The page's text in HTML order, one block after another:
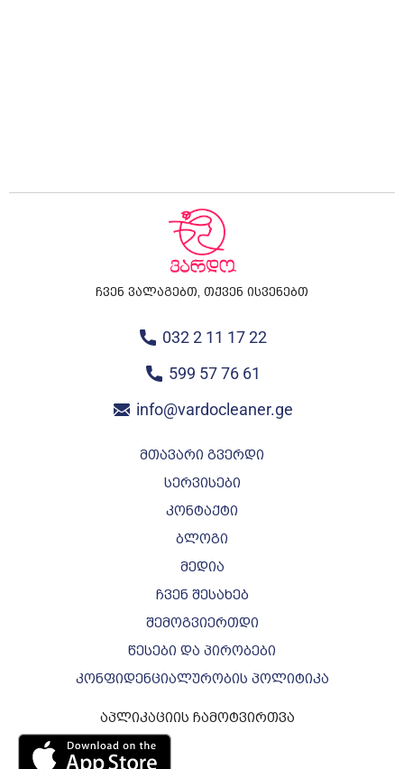
ჩვენ ვალაგებთ, თქვენ ისვენებთ
032 2 11 17 22
599 57 76 61
info@vardocleaner.ge
მთავარი გვერდი
სერვისები
კონტაქტი
ბლოგი
მედია
ჩვენ შესახებ
შემოგვიერთდი
წესები და პირობები
კონფიდენციალურობის პოლიტიკა
აპლიკაციის ჩამოტვირთვა